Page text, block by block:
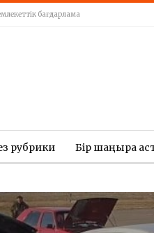
бағдарлама
рубрики Бір шаңырақ